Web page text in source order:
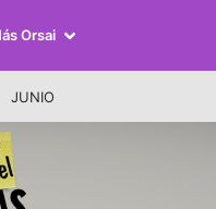
Orsai
JUNIO